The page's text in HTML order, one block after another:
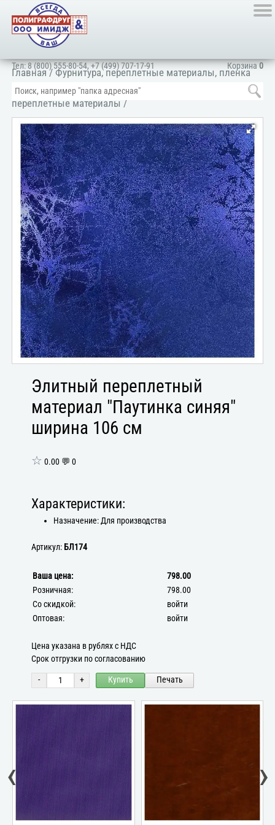
Корзина0
Тел:8 (800) 555-80-54,+7 (499) 707-17-91
Главная/Фурнитура, переплетные материалы, пленка
ПВХ, картон/Переплетные материалы
переплетные материалы /
Элитный переплетный
материал "Паутинка синяя"
ширина 106 см
☆ 0.00 💬 0
Характеристики:
Назначение: Для производства
Артикул: БЛ174
Ваша цена:
798.00
Розничная:
798.00
Со скидкой:
войти
Оптовая:
войти
Цена указана в рублях с НДС
Срок отгрузки по согласованию
- + Купить Печать
‹ ›